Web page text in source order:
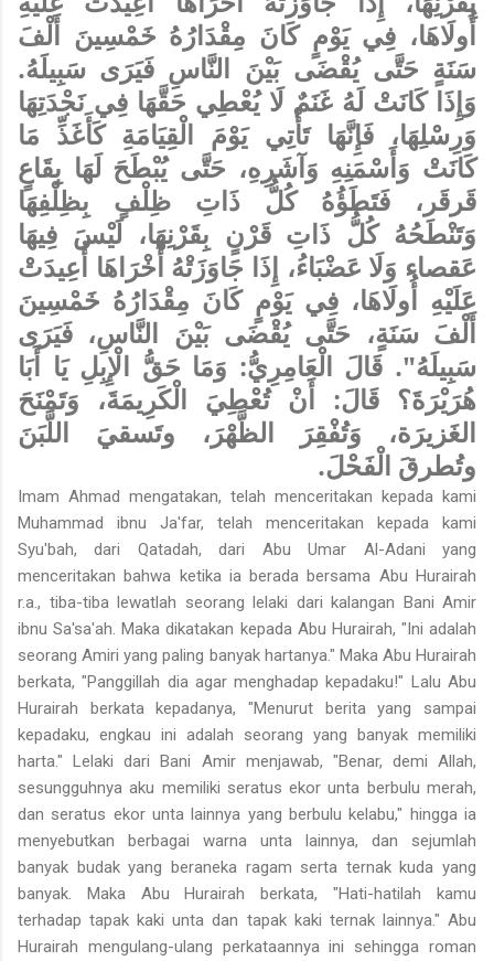
أُولَاهَا، فِي يَوْمٍ كَانَ مِقْدَارُهُ خَمْسِينَ أَلْفَ
سَنَةٍ حَتَّى يُقْضَى بَيْنَ النَّاسِ فَيَرَى سَبِيلَهُ.
وَإِذَا كَانَتْ لَهُ غَنَمٌ لَا يُعْطِي حَقَّهَا فِي نَجْدَتِهَا
وَرِسْلِهَا، فَإِنَّهَا تَأْتِي يَوْمَ الْقِيَامَةِ كَأَغَذِّ مَا
كَانَتْ وَأَسْمَنِهِ وَآشَرِهِ، حَتَّى يُبْطَحَ لَهَا بِقَاعٍ
قَرقَر، فَتَطَؤُهُ كُلُّ ذَاتِ ظِلْفٍ بِظِلْفِهَا
وَتَنْطَحُهُ كُلُّ ذَاتِ قَرْنٍ بِقَرْنِهَا، لَيْسَ فِيهَا
عَقصاء وَلَا عَضْبَاءُ، إِذَا جَاوَزَتْهُ أُخْرَاهَا أُعِيدَتْ
عَلَيْهِ أُولَاهَا، فِي يَوْمٍ كَانَ مِقْدَارُهُ خَمْسِينَ
أَلْفَ سَنَةٍ، حَتَّى يُقْضَى بَيْنَ النَّاسِ، فَيَرَى
سَبِيلَهُ". قَالَ الْعَامِرِيُّ: وَمَا حَقُّ الْإِبِلِ يَا أَبَا
هُرَيْرَةَ؟ قَالَ: أَنْ تُعْطِيَ الْكَرِيمَةَ، وَتَمْنَحَ
الغَزيرَة، وَتُفْقِرَ الظَّهْرَ، وتَسقيَ اللَّبَنَ
وتُطرقَ الْفَحْلَ.
Imam Ahmad mengatakan, telah menceritakan kepada kami
Muhammad ibnu Ja'far, telah menceritakan kepada kami
Syu'bah, dari Qatadah, dari Abu Umar Al-Adani yang
menceritakan bahwa ketika ia berada bersama Abu Hurairah
r.a., tiba-tiba lewatlah seorang lelaki dari kalangan Bani Amir
ibnu Sa'sa'ah. Maka dikatakan kepada Abu Hurairah, "Ini adalah
seorang Amiri yang paling banyak hartanya." Maka Abu Hurairah
berkata, "Panggillah dia agar menghadap kepadaku!" Lalu Abu
Hurairah berkata kepadanya, "Menurut berita yang sampai
kepadaku, engkau ini adalah seorang yang banyak memiliki
harta." Lelaki dari Bani Amir menjawab, "Benar, demi Allah,
sesungguhnya aku memiliki seratus ekor unta berbulu merah,
dan seratus ekor unta lainnya yang berbulu kelabu," hingga ia
menyebutkan berbagai warna unta lainnya, dan sejumlah
banyak budak yang beraneka ragam serta ternak kuda yang
banyak. Maka Abu Hurairah berkata, "Hati-hatilah kamu
terhadap tapak kaki unta dan tapak kaki ternak lainnya." Abu
Hurairah mengulang-ulang perkataannya ini sehingga roman